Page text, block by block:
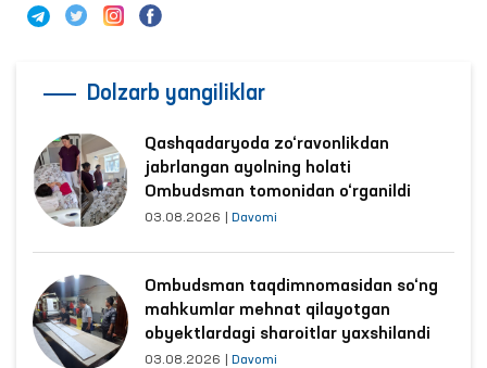
Dolzarb yangiliklar
Qashqadaryoda zo‘ravonlikdan
jabrlangan ayolning holati
Ombudsman tomonidan o‘rganildi
03.08.2026 Davomi
Ombudsman taqdimnomasidan so‘ng
mahkumlar mehnat qilayotgan
obyektlardagi sharoitlar yaxshilandi
03.08.2026 Davomi